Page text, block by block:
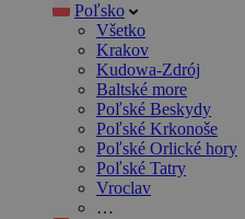
Poľsko
Všetko
Krakov
Kudowa-Zdrój
Baltské more
Poľské Beskydy
Poľské Krkonoše
Poľské Orlické hory
Poľské Tatry
Vroclav
…